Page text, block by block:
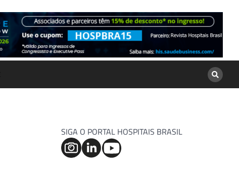
SIGA O PORTAL HOSPITAIS BRASIL